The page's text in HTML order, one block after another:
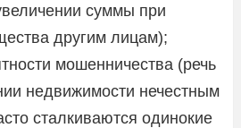
суммы при
другим лицам);
мошенничества (речь
недвижимости нечестным
сталкиваются одинокие